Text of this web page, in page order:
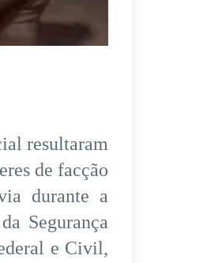
resultaram
de facção
durante a
Segurança
e Civil,